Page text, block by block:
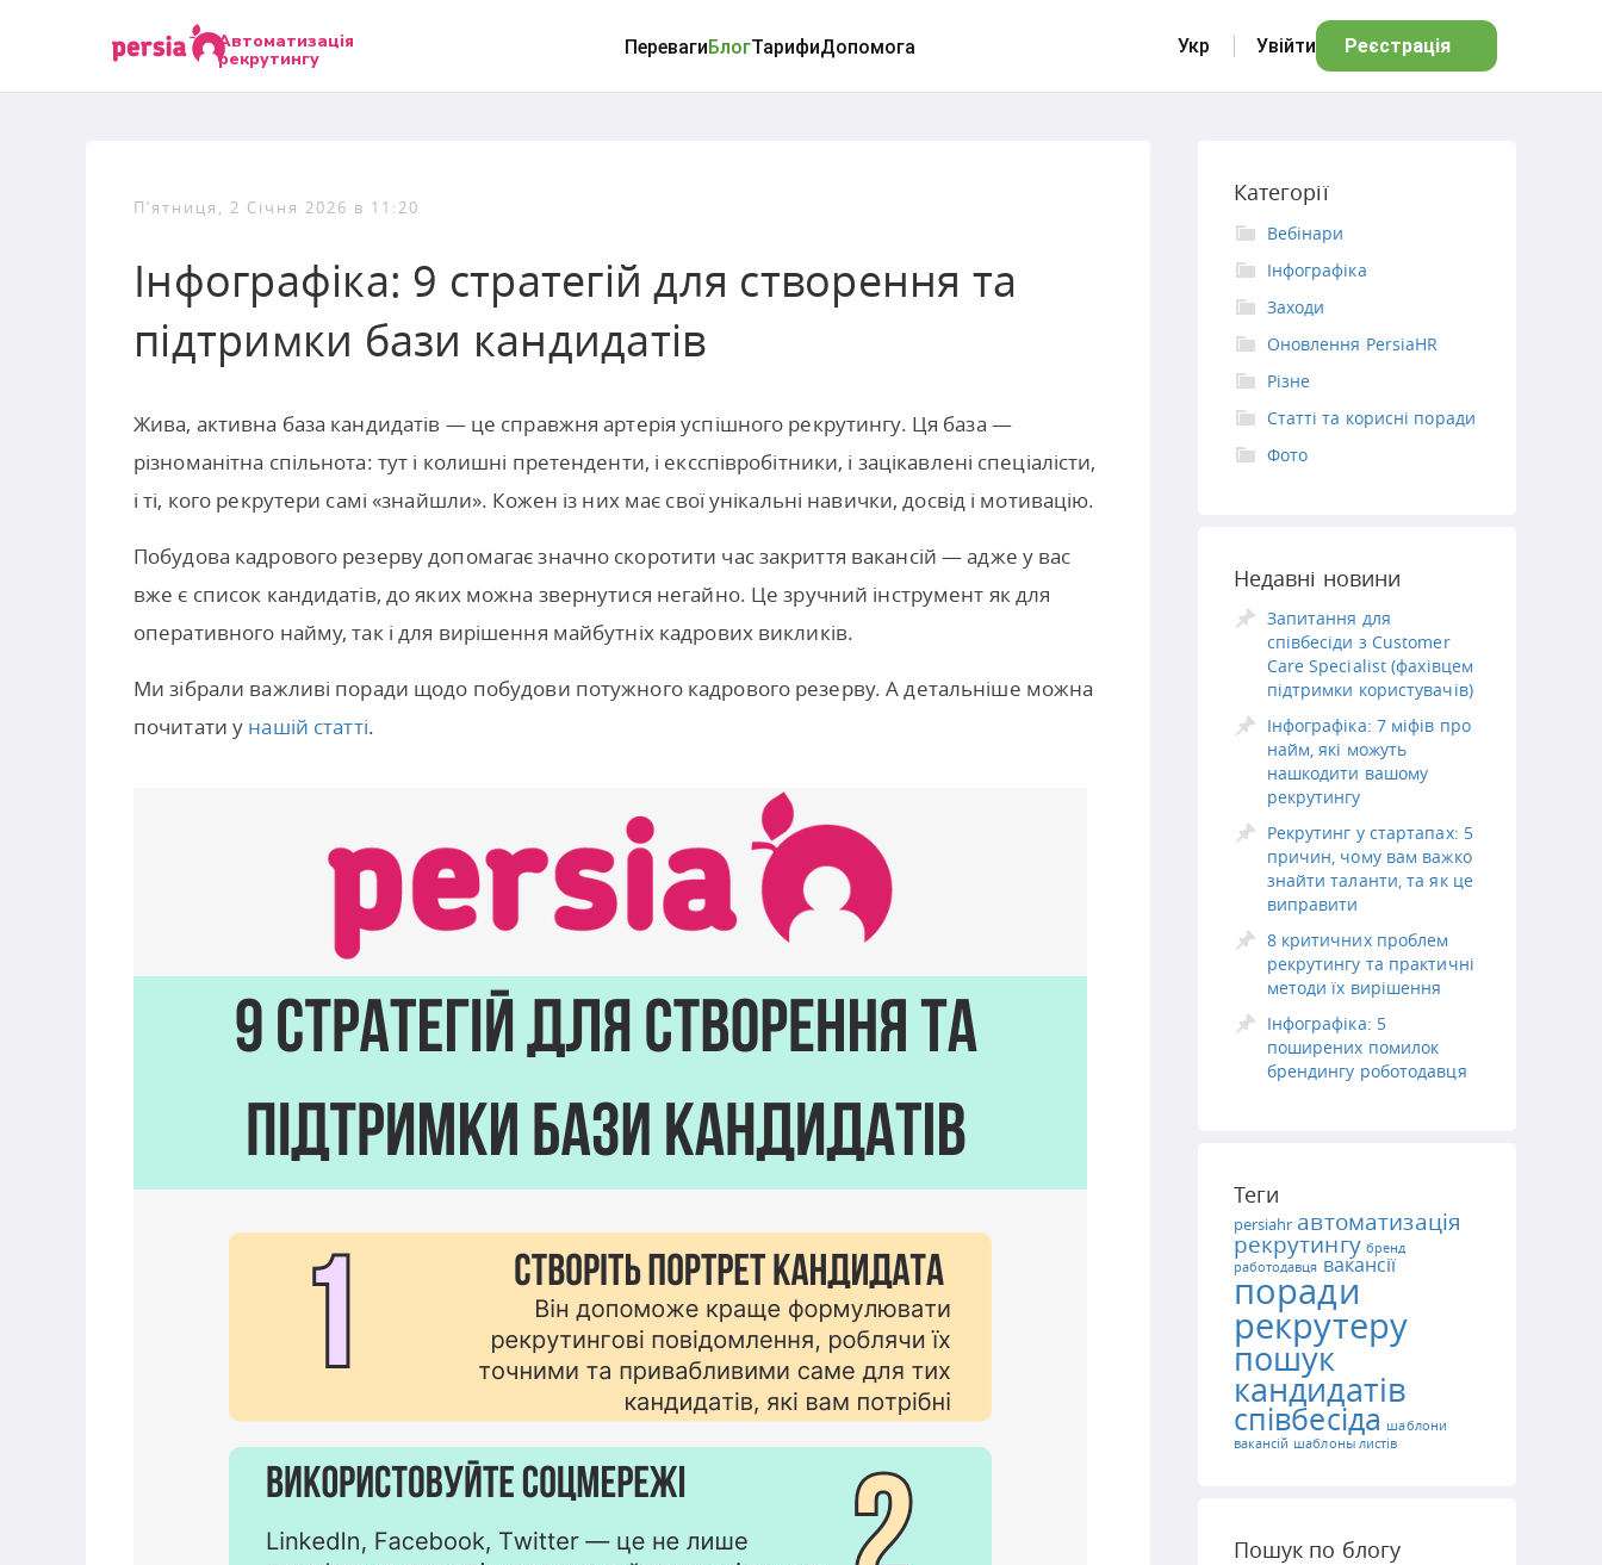
Автоматизація
рекрутингу
ПеревагиБлогТарифиДопомога Укр Увійти Реєстрація
П’ятниця, 2 Січня 2026 в 11:20
Інфографіка: 9 стратегій для створення та
підтримки бази кандидатів
Жива, активна база кандидатів — це справжня артерія успішного рекрутингу. Ця база —
різноманітна спільнота: тут і колишні претенденти, і ексспівробітники, і зацікавлені спеціалісти,
і ті, кого рекрутери самі «знайшли». Кожен із них має свої унікальні навички, досвід і мотивацію.
Побудова кадрового резерву допомагає значно скоротити час закриття вакансій — адже у вас
вже є список кандидатів, до яких можна звернутися негайно. Це зручний інструмент як для
оперативного найму, так і для вирішення майбутніх кадрових викликів.
Ми зібрали важливі поради щодо побудови потужного кадрового резерву. А детальніше можна
почитати у нашій статті.
Категорії
Вебінари
Інфографіка
Заходи
Оновлення PersiaHR
Різне
Статті та корисні поради
Фото
Недавні новини
Запитання для
співбесіди з Customer
Care Specialist (фахівцем
підтримки користувачів)
Інфографіка: 7 міфів про
найм, які можуть
нашкодити вашому
рекрутингу
Рекрутинг у стартапах: 5
причин, чому вам важко
знайти таланти, та як це
виправити
8 критичних проблем
рекрутингу та практичні
методи їх вирішення
Інфографіка: 5
поширених помилок
брендингу роботодавця
Теги
persiahr автоматизація
рекрутингу бренд
работодавця вакансії
поради
рекрутеру
пошук
кандидатів
співбесіда шаблони
вакансій шаблоны листів
Пошук по блогу